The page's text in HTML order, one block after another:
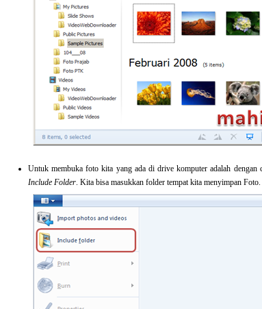
Untuk membuka foto kita yang ada di drive komputer adalah
Include Folder. Kita bisa masukkan folder tempat kita menyimpan Foto.